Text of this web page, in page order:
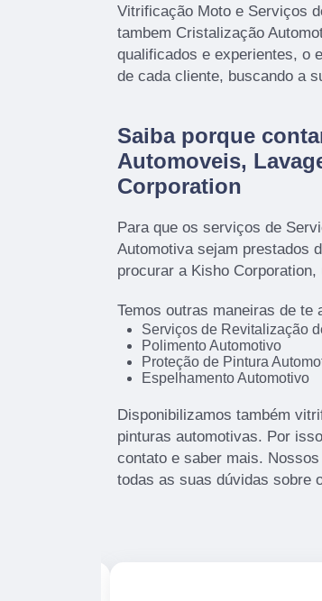
Vitrificação Moto e Serviços
tambem Cristalização
qualificados e experientes, o
de cada cliente, buscando a
Saiba porque
Automoveis,
Corporation
Para que os serviços de
Automotiva sejam prestados
procurar a Kisho
Temos outras maneiras de te
Serviços de Revitalização
Polimento Automotivo
Proteção de Pintura
Espelhamento Automotivo
Disponibilizamos também
pinturas automotivas. Por
contato e saber mais.
todas as suas dúvidas sobre